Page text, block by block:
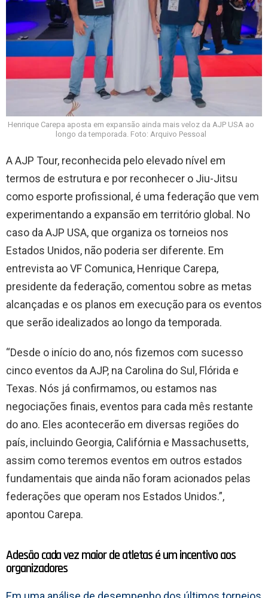
Henrique Carepa aposta em expansão ainda mais veloz da AJP USA ao
longo da temporada. Foto: Arquivo Pessoal
A AJP Tour, reconhecida pelo elevado nível em
termos de estrutura e por reconhecer o Jiu-Jitsu
como esporte profissional, é uma federação que vem
experimentando a expansão em território global. No
caso da AJP USA, que organiza os torneios nos
Estados Unidos, não poderia ser diferente. Em
entrevista ao VF Comunica, Henrique Carepa,
presidente da federação, comentou sobre as metas
alcançadas e os planos em execução para os eventos
que serão idealizados ao longo da temporada.
“Desde o início do ano, nós fizemos com sucesso
cinco eventos da AJP, na Carolina do Sul, Flórida e
Texas. Nós já confirmamos, ou estamos nas
negociações finais, eventos para cada mês restante
do ano. Eles acontecerão em diversas regiões do
país, incluindo Georgia, Califórnia e Massachusetts,
assim como teremos eventos em outros estados
fundamentais que ainda não foram acionados pelas
federações que operam nos Estados Unidos.”,
apontou Carepa.
Adesão cada vez maior de atletas é um incentivo aos
organizadores